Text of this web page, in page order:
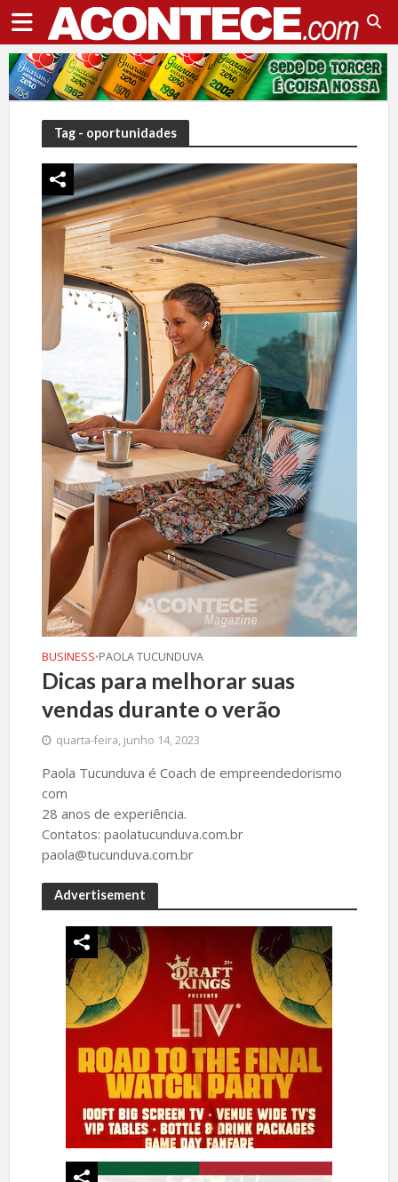
Tag - oportunidades
BUSINESS•PAOLA TUCUNDUVA
Dicas para melhorar suas
vendas durante o verão
quarta-feira, junho 14, 2023
Paola Tucunduva é Coach de empreendedorismo
com
28 anos de experiência.
Contatos: paolatucunduva.com.br
paola@tucunduva.com.br
Advertisement